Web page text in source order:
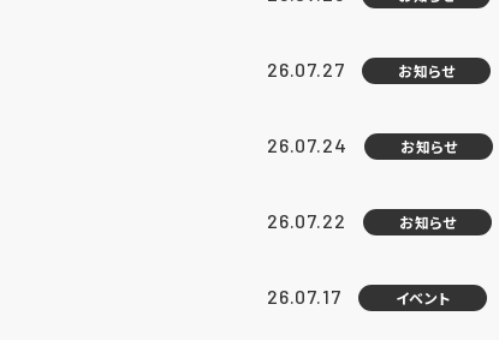
26.07.27 お知らせ
26.07.24 お知らせ
26.07.22 お知らせ
26.07.17 イベント